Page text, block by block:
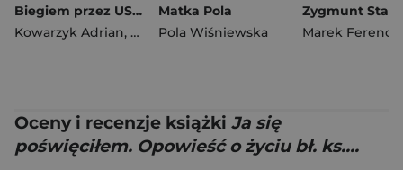
Biegiem przez USA. Historia polskiego Forresta Gumpa
Kowarzyk Adrian, Tomasz Sobania
Matka Pola
Pola Wiśniewska
Zygmunt Stary
Marek Ferenc
Oceny i recenzje książki Ja się
poświęciłem. Opowieść o życiu bł. ks....